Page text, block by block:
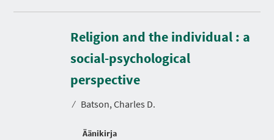
Religion and the individual : a
social-psychological
perspective
⁄ Batson, Charles D.
Äänikirja
K
e
s
t